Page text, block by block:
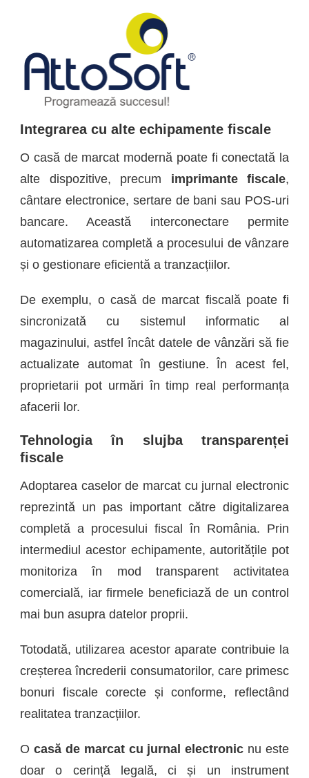
Integrarea cu alte echipamente fiscale
O casă de marcat modernă poate fi conectată la
alte dispozitive, precum imprimante fiscale,
cântare electronice, sertare de bani sau POS-uri
bancare. Această interconectare permite
automatizarea completă a procesului de vânzare
și o gestionare eficientă a tranzacțiilor.
De exemplu, o casă de marcat fiscală poate fi
sincronizată cu sistemul informatic al
magazinului, astfel încât datele de vânzări să fie
actualizate automat în gestiune. În acest fel,
proprietarii pot urmări în timp real performanța
afacerii lor.
Tehnologia în slujba transparenței
fiscale
Adoptarea caselor de marcat cu jurnal electronic
reprezintă un pas important către digitalizarea
completă a procesului fiscal în România. Prin
intermediul acestor echipamente, autoritățile pot
monitoriza în mod transparent activitatea
comercială, iar firmele beneficiază de un control
mai bun asupra datelor proprii.
Totodată, utilizarea acestor aparate contribuie la
creșterea încrederii consumatorilor, care primesc
bonuri fiscale corecte și conforme, reflectând
realitatea tranzacțiilor.
O casă de marcat cu jurnal electronic nu este
doar o cerință legală, ci și un instrument